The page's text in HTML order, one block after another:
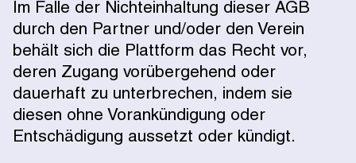
Im Falle der Nichteinhaltung dieser AGB
durch den Partner und/oder den Verein
behält sich die Plattform das Recht vor,
deren Zugang vorübergehend oder
dauerhaft zu unterbrechen, indem sie
diesen ohne Vorankündigung oder
Entschädigung aussetzt oder kündigt.